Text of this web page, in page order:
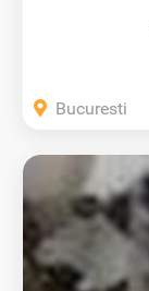
Bucuresti